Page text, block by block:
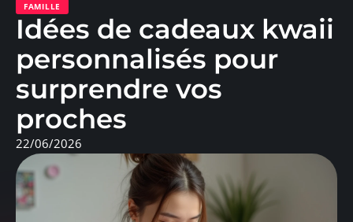
FAMILLE
Idées de cadeaux kwaii
personnalisés pour
surprendre vos
proches
22/06/2026